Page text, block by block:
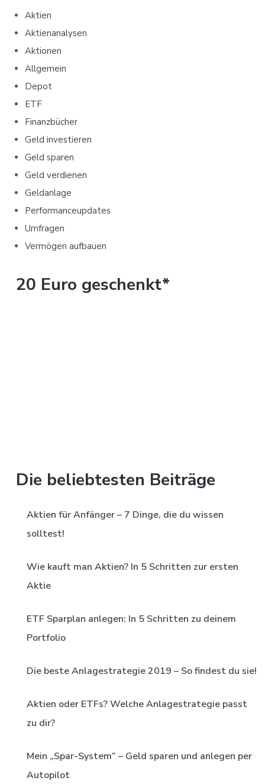
Aktien
Aktienanalysen
Aktionen
Allgemein
Depot
ETF
Finanzbücher
Geld investieren
Geld sparen
Geld verdienen
Geldanlage
Performanceupdates
Umfragen
Vermögen aufbauen
20 Euro geschenkt*
Die beliebtesten Beiträge
Aktien für Anfänger – 7 Dinge, die du wissen
solltest!
Wie kauft man Aktien? In 5 Schritten zur ersten
Aktie
ETF Sparplan anlegen: In 5 Schritten zu deinem
Portfolio
Die beste Anlagestrategie 2019 – So findest du sie!
Aktien oder ETFs? Welche Anlagestrategie passt
zu dir?
Mein „Spar-System“ – Geld sparen und anlegen per
Autopilot